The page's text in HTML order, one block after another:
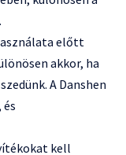
előtt
akkor, ha
A Danshen
kell